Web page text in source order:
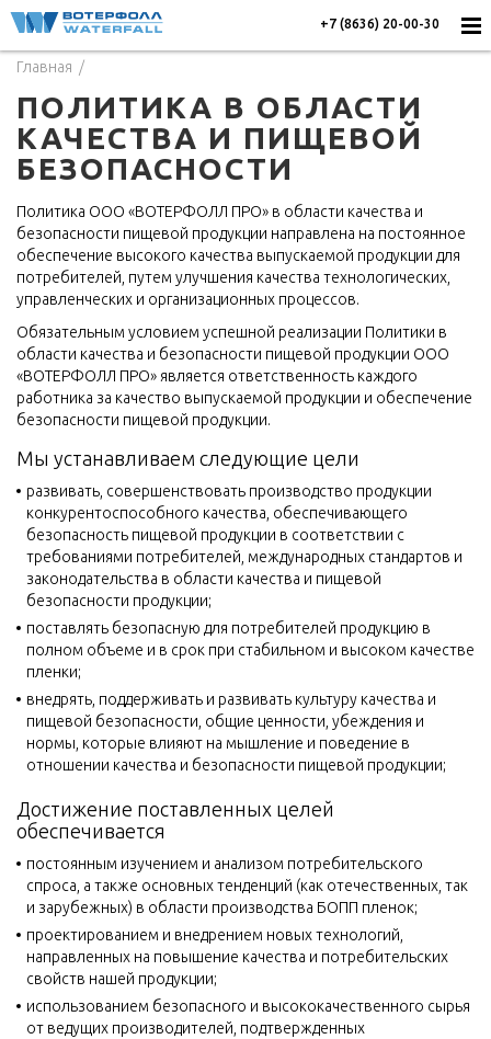
+7 (8636) 20-00-30
Главная
ПОЛИТИКА В ОБЛАСТИ
КАЧЕСТВА И ПИЩЕВОЙ
БЕЗОПАСНОСТИ
Политика ООО «ВОТЕРФОЛЛ ПРО» в области качества и
безопасности пищевой продукции направлена на постоянное
обеспечение высокого качества выпускаемой продукции для
потребителей, путем улучшения качества технологических,
управленческих и организационных процессов.
Обязательным условием успешной реализации Политики в
области качества и безопасности пищевой продукции ООО
«ВОТЕРФОЛЛ ПРО» является ответственность каждого
работника за качество выпускаемой продукции и обеспечение
безопасности пищевой продукции.
Мы устанавливаем следующие цели
развивать, совершенствовать производство продукции
конкурентоспособного качества, обеспечивающего
безопасность пищевой продукции в соответствии с
требованиями потребителей, международных стандартов и
законодательства в области качества и пищевой
безопасности продукции;
поставлять безопасную для потребителей продукцию в
полном объеме и в срок при стабильном и высоком качестве
пленки;
внедрять, поддерживать и развивать культуру качества и
пищевой безопасности, общие ценности, убеждения и
нормы, которые влияют на мышление и поведение в
отношении качества и безопасности пищевой продукции;
Достижение поставленных целей
обеспечивается
постоянным изучением и анализом потребительского
спроса, а также основных тенденций (как отечественных, так
и зарубежных) в области производства БОПП пленок;
проектированием и внедрением новых технологий,
направленных на повышение качества и потребительских
свойств нашей продукции;
использованием безопасного и высококачественного сырья
от ведущих производителей, подтвержденных